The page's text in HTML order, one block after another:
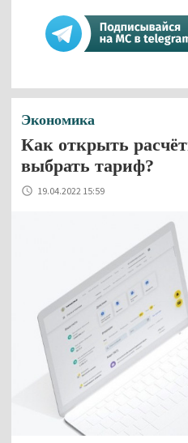
Экономика
Как открыть
выбрать тариф?
19.04.2022 15:59